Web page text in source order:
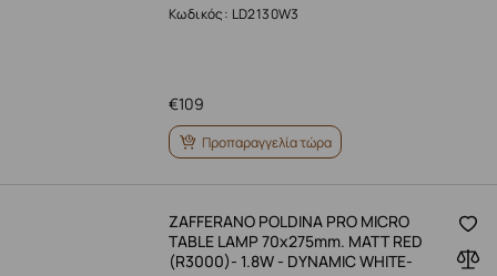
Κωδικός: LD2130W3
109
€
Προπαραγγελία τώρα
ZAFFERANO POLDINA PRO MICRO
TABLE LAMP 70x275mm. MATT RED
(R3000)- 1.8W - DYNAMIC WHITE-